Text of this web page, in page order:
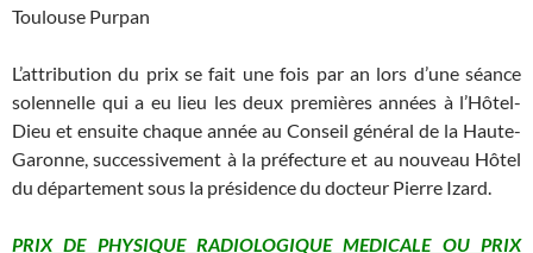
Toulouse Purpan
L’attribution du prix se fait une fois par an lors d’une séance
solennelle qui a eu lieu les deux premières années à l’Hôtel-
Dieu et ensuite chaque année au Conseil général de la Haute-
Garonne, successivement à la préfecture et au nouveau Hôtel
du département sous la présidence du docteur Pierre Izard.
PRIX DE PHYSIQUE RADIOLOGIQUE MEDICALE OU PRIX